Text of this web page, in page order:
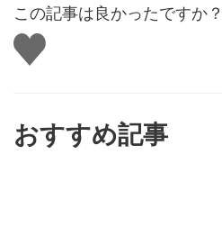
この記事は良かったですか？
い
い
おすすめ記事